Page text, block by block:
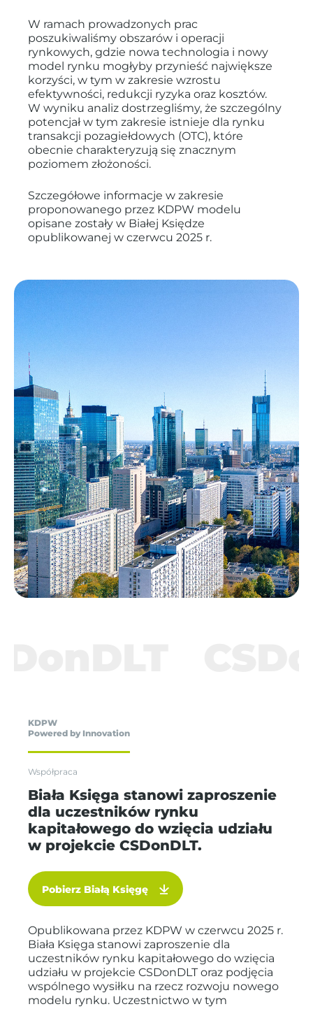
W ramach prowadzonych prac
poszukiwaliśmy obszarów i operacji
rynkowych, gdzie nowa technologia i nowy
model rynku mogłyby przynieść największe
korzyści, w tym w zakresie wzrostu
efektywności, redukcji ryzyka oraz kosztów.
W wyniku analiz dostrzegliśmy, że szczególny
potencjał w tym zakresie istnieje dla rynku
transakcji pozagiełdowych (OTC), które
obecnie charakteryzują się znacznym
poziomem złożoności.
Szczegółowe informacje w zakresie
proponowanego przez KDPW modelu
opisane zostały w Białej Księdze
opublikowanej w czerwcu 2025 r.
KDPW
Powered by Innovation
Współpraca
Biała Księga stanowi zaproszenie
dla uczestników rynku
kapitałowego do wzięcia udziału
w projekcie CSDonDLT.
Pobierz Białą Księgę
Opublikowana przez KDPW w czerwcu 2025 r.
Biała Księga stanowi zaproszenie dla
uczestników rynku kapitałowego do wzięcia
udziału w projekcie CSDonDLT oraz podjęcia
wspólnego wysiłku na rzecz rozwoju nowego
modelu rynku. Uczestnictwo w tym